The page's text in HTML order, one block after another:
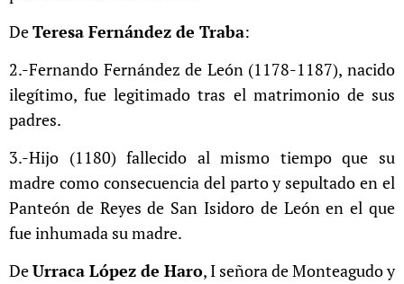
DeTeresa Fernández de Traba:
2.-Fernando Fernández de León (1178-1187), nacido
ilegítimo, fue legitimado tras el matrimonio de sus
padres.
3.-Hijo (1180) fallecido al mismo tiempo que su
madre como consecuencia del parto y sepultado en el
Panteón de Reyes de San Isidoro de León en el que
fue inhumada su madre.
DeUrraca López de Haro, I señora de Monteagudo y